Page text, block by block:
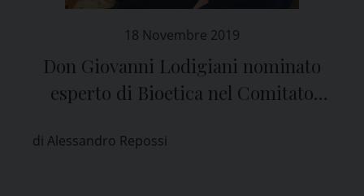
18 Novembre 2019
Don Giovanni Lodigiani nominato
esperto di Bioetica nel Comitato
di Alessandro Repossi